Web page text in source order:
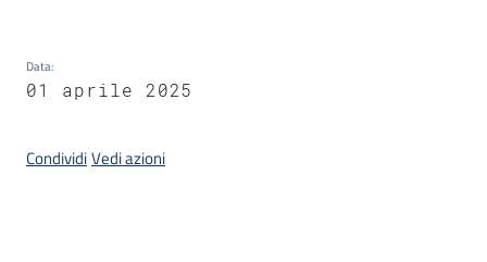
Data:
01 aprile 2025
CondividiVedi azioni